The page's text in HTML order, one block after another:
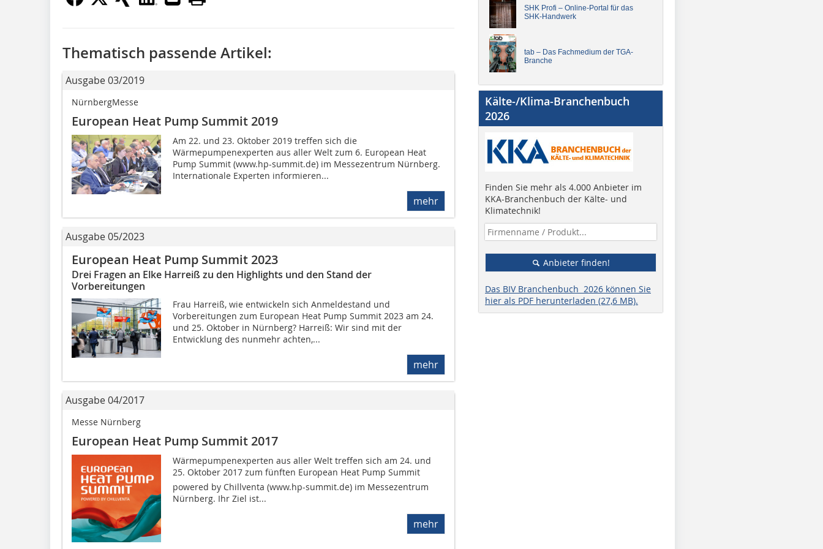
Thematisch passende Artikel:
Ausgabe 03/2019
NürnbergMesse
European Heat Pump Summit 2019
Am 22. und 23. Oktober 2019 treffen sich die
Wärmepumpenexperten aus aller Welt zum 6. European Heat
Pump Summit (www.hp-summit.de) im Messezentrum Nürnberg.
Internationale Experten informieren...
mehr
Ausgabe 05/2023
European Heat Pump Summit 2023
Drei Fragen an Elke Harreiß zu den Highlights und den Stand der
Vorbereitungen
Frau Harreiß, wie entwickeln sich Anmeldestand und
Vorbereitungen zum European Heat Pump Summit 2023 am 24.
und 25. Oktober in Nürnberg? Harreiß: Wir sind mit der
Entwicklung des nunmehr achten,...
mehr
Ausgabe 04/2017
Messe Nürnberg
European Heat Pump Summit 2017
Wärmepumpenexperten aus aller Welt treffen sich am 24. und
25. Oktober 2017 zum fünften European Heat Pump Summit 
powered by Chillventa (www.hp-summit.de) im Messezentrum
Nürnberg. Ihr Ziel ist...
mehr
SHK Profi – Online-Portal für das
SHK-Handwerk
tab – Das Fachmedium der TGA-
Branche
Kälte-/Klima-Branchenbuch
2026
Finden Sie mehr als 4.000 Anbieter im
KKA-Branchenbuch der Kälte- und
Klimatechnik!
Anbieter finden!
Das BIV Branchenbuch 2026 können Sie
hier als PDF herunterladen (27,6 MB).